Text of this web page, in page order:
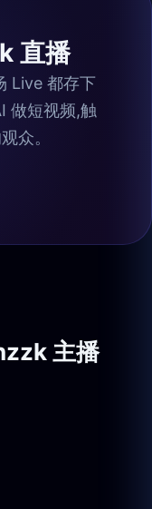
直播
Live 都存下
做短视频,触
众。
主播